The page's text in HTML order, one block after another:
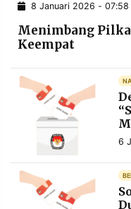
PENGADUAN TERM
OF
IKUTI
KAMI
8 Januari 2026 - 07:58
Menimbang
Keempat
6